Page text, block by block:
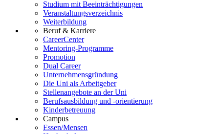
Studium mit Beeinträchtigungen
Veranstaltungsverzeichnis
Weiterbildung
Beruf & Karriere
CareerCenter
Mentoring-Programme
Promotion
Dual Career
Unternehmensgründung
Die Uni als Arbeitgeber
Stellenangebote an der Uni
Berufsausbildung und -orientierung
Kinderbetreuung
Campus
Essen/Mensen